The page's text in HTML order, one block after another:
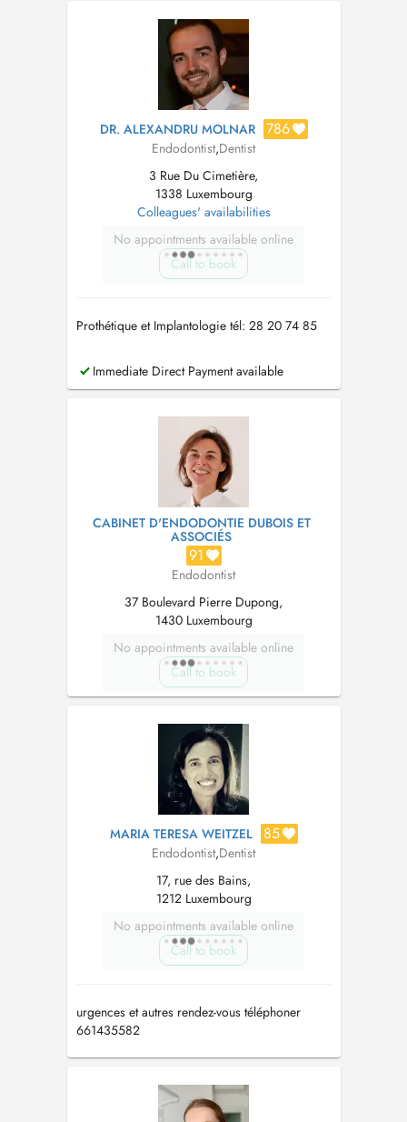
DR. ALEXANDRU MOLNAR 786
Endodontist,Dentist
3 Rue Du Cimetière,
1338 Luxembourg
Colleagues' availabilities
No appointments available online
Call to book
Prothétique et Implantologie tél: 28 20 74 85
Immediate Direct Payment available
CABINET D'ENDODONTIE DUBOIS ET
ASSOCIÉS
91
Endodontist
37 Boulevard Pierre Dupong,
1430 Luxembourg
No appointments available online
Call to book
MARIA TERESA WEITZEL 85
Endodontist,Dentist
17, rue des Bains,
1212 Luxembourg
No appointments available online
Call to book
urgences et autres rendez-vous téléphoner
661435582